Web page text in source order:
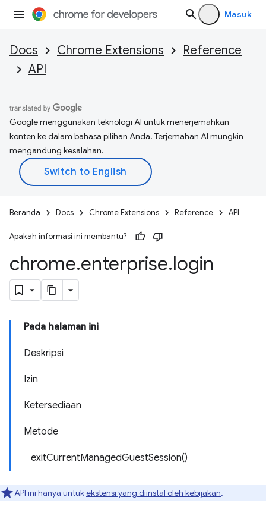
Masuk
Docs Chrome Extensions
Reference
API
Google menggunakan teknologi AI untuk menerjemahkan
konten ke dalam bahasa pilihan Anda. Terjemahan AI mungkin
mengandung kesalahan.
Beranda Docs Chrome Extensions Reference API
Apakah informasi ini membantu?
chrome.enterprise.login
Pada halaman ini
Deskripsi
Izin
Ketersediaan
Metode
exitCurrentManagedGuestSession()
API ini hanya untukekstensi yang diinstal oleh kebijakan.